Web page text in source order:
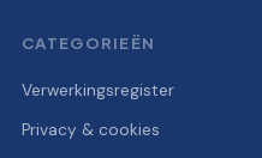
CATEGORIEËN
Verwerkingsregister
Privacy & cookies